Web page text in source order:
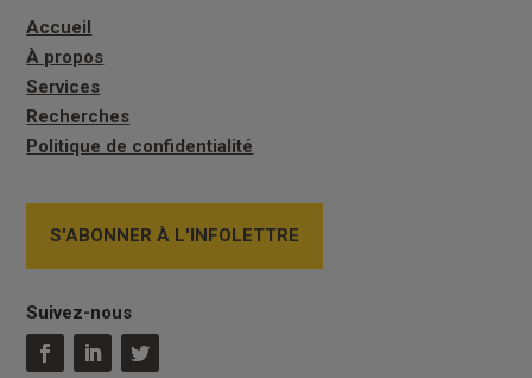
Accueil
À propos
Services
Recherches
Politique de confidentialité
S'ABONNER À L'INFOLETTRE
Suivez-nous